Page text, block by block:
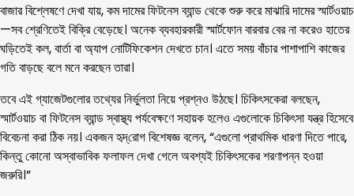
বাজার বিশ্লেষণে দেখা যায়, কম দামের ফিটনেস ব্যান্ড থেকে শুরু করে মাঝারি দামের স্মার্টওয়াচ
—সব শ্রেণিতেই বিক্রি বেড়েছে। অনেক ব্যবহারকারী স্মার্টফোন বারবার বের না করেও হাতের
ঘড়িতেই কল, বার্তা বা অ্যাপ নোটিফিকেশন দেখতে চান। এতে সময় বাঁচার পাশাপাশি কাজের
গতি বাড়ছে বলে মনে করছেন তারা।
তবে এই গ্যাজেটগুলোর তথ্যের নির্ভুলতা নিয়ে প্রশ্নও উঠছে। চিকিৎসকেরা বলছেন,
স্মার্টওয়াচ বা ফিটনেস ব্যান্ড স্বাস্থ্য পর্যবেক্ষণে সহায়ক হলেও এগুলোকে চিকিৎসা যন্ত্র হিসেবে
বিবেচনা করা ঠিক নয়। একজন হৃদ্‌রোগ বিশেষজ্ঞ বলেন, “এগুলো প্রাথমিক ধারণা দিতে পারে,
কিন্তু কোনো অস্বাভাবিক ফলাফল দেখা গেলে অবশ্যই চিকিৎসকের শরণাপন্ন হওয়া
জরুরি।”